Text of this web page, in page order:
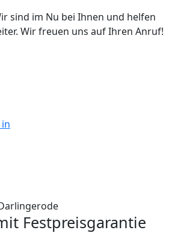
sind im Nu bei Ihnen und helfen
Wir freuen uns auf Ihren Anruf!
Darlingerode
Festpreisgarantie